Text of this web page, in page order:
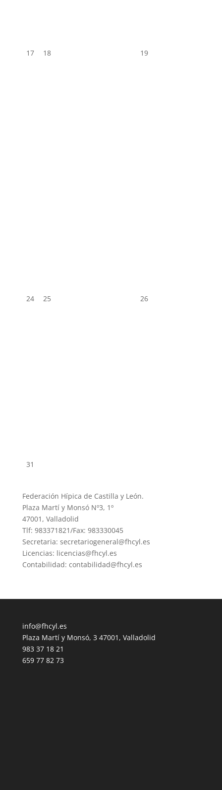
17 18 19
24 25 26
31
Federación Hípica de Castilla y León.
Plaza Martí y Monsó Nº3, 1º
47001, Valladolid
Tlf: 983371821/Fax: 983330045
Secretaria: secretariogeneral@fhcyl.es
Licencias: licencias@fhcyl.es
Contabilidad: contabilidad@fhcyl.es
info@fhcyl.es
Plaza Martí y Monsó, 3 47001, Valladolid
983 37 18 21
659 77 82 73